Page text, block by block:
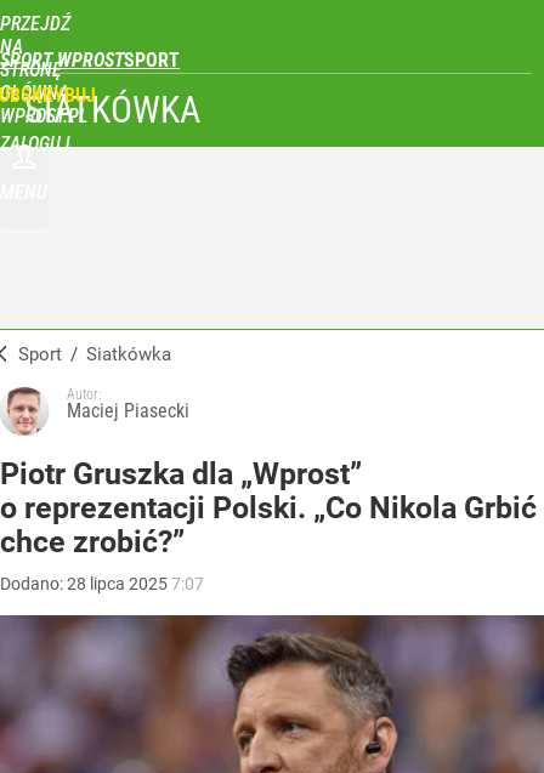
PRZEJDŹ
NA
STRONĘ
GŁÓWNĄ
WPROST.PL
SPORT WPROST
ZALOGUJ
SIATKÓWKA
Sport / Siatkówka
Autor:
Maciej Piasecki
Piotr Gruszka dla „Wprost”
o reprezentacji Polski. „Co Nikola Grbić
chce zrobić?”
Dodano:28 lipca 20257:07